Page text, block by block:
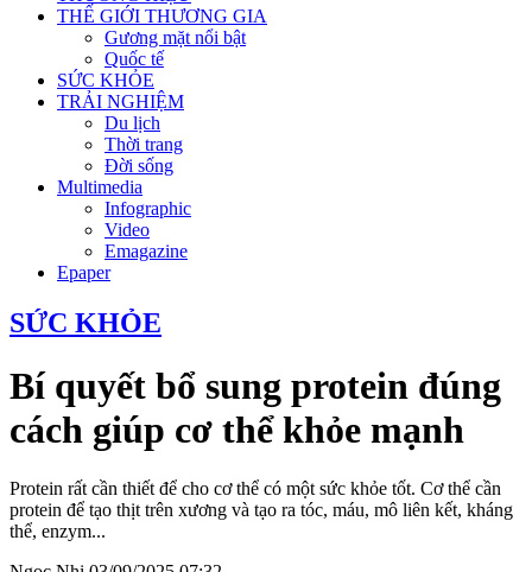
THẾ GIỚI THƯƠNG GIA
Gương mặt nổi bật
Quốc tế
SỨC KHỎE
TRẢI NGHIỆM
Du lịch
Thời trang
Đời sống
Multimedia
Infographic
Video
Emagazine
Epaper
SỨC KHỎE
Bí quyết bổ sung protein đúng
cách giúp cơ thể khỏe mạnh
Protein rất cần thiết để cho cơ thể có một sức khỏe tốt. Cơ thể cần
protein để tạo thịt trên xương và tạo ra tóc, máu, mô liên kết, kháng
thể, enzym...